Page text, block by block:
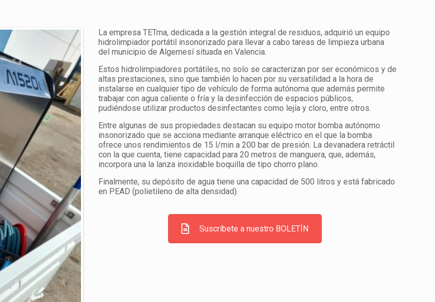
La empresa TETma, dedicada a la gestión integral de residuos, adquirió un equipo
hidrolimpiador portátil insonorizado para llevar a cabo tareas de limpieza urbana
del municipio de Algemesí situada en Valencia.
Estos hidrolimpiadores portátiles, no solo se caracterizan por ser económicos y de
altas prestaciones, sino que también lo hacen por su versatilidad a la hora de
instalarse en cualquier tipo de vehículo de forma autónoma que además permite
trabajar con agua caliente o fría y la desinfección de espacios públicos,
pudiéndose utilizar productos desinfectantes como lejía y cloro, entre otros.
Entre algunas de sus propiedades destacan su equipo motor bomba autónomo
insonorizado que se acciona mediante arranque eléctrico en el que la bomba
ofrece unos rendimientos de 15 l/min a 200 bar de presión. La devanadera retráctil
con la que cuenta, tiene capacidad para 20 metros de manguera, que, además,
incorpora una la lanza inoxidable boquilla de tipo chorro plano.
Finalmente, su depósito de agua tiene una capacidad de 500 litros y está fabricado
en PEAD (polietileno de alta densidad).
Suscríbete a nuestro BOLETÍN